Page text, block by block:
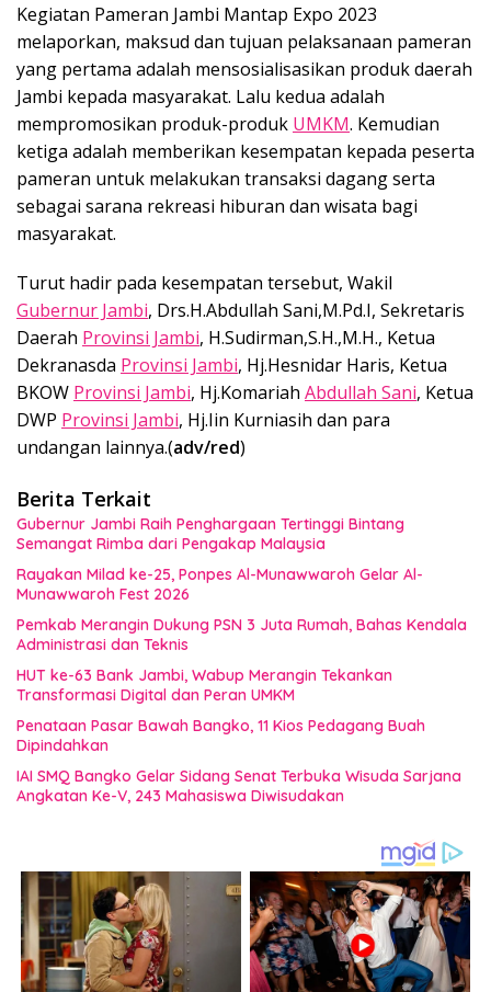
Kegiatan Pameran Jambi Mantap Expo 2023
melaporkan, maksud dan tujuan pelaksanaan pameran
yang pertama adalah mensosialisasikan produk daerah
Jambi kepada masyarakat. Lalu kedua adalah
mempromosikan produk-produk UMKM. Kemudian
ketiga adalah memberikan kesempatan kepada peserta
pameran untuk melakukan transaksi dagang serta
sebagai sarana rekreasi hiburan dan wisata bagi
masyarakat.
Turut hadir pada kesempatan tersebut, Wakil
Gubernur Jambi, Drs.H.Abdullah Sani,M.Pd.I, Sekretaris
Daerah Provinsi Jambi, H.Sudirman,S.H.,M.H., Ketua
Dekranasda Provinsi Jambi, Hj.Hesnidar Haris, Ketua
BKOW Provinsi Jambi, Hj.Komariah Abdullah Sani, Ketua
DWP Provinsi Jambi, Hj.Iin Kurniasih dan para
undangan lainnya.(adv/red)
Berita Terkait
Gubernur Jambi Raih Penghargaan Tertinggi Bintang
Semangat Rimba dari Pengakap Malaysia
Rayakan Milad ke-25, Ponpes Al-Munawwaroh Gelar Al-
Munawwaroh Fest 2026
Pemkab Merangin Dukung PSN 3 Juta Rumah, Bahas Kendala
Administrasi dan Teknis
HUT ke-63 Bank Jambi, Wabup Merangin Tekankan
Transformasi Digital dan Peran UMKM
Penataan Pasar Bawah Bangko, 11 Kios Pedagang Buah
Dipindahkan
IAI SMQ Bangko Gelar Sidang Senat Terbuka Wisuda Sarjana
Angkatan Ke-V, 243 Mahasiswa Diwisudakan